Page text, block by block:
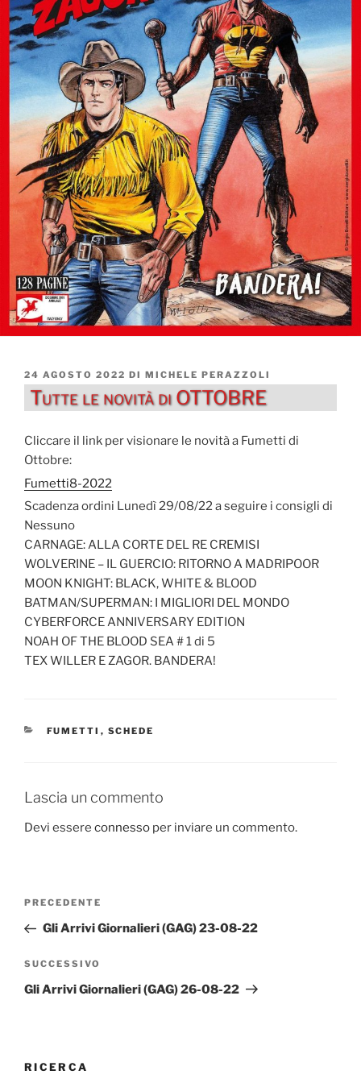
PUBBLICATO
IL
24 AGOSTO 2022 DI MICHELE PERAZZOLI
Tutte le novità di OTTOBRE
Cliccare il link per visionare le novità a Fumetti di
Ottobre:
Fumetti8-2022
Scadenza ordini Lunedì 29/08/22 a seguire i consigli di
Nessuno
CARNAGE: ALLA CORTE DEL RE CREMISI
WOLVERINE – IL GUERCIO: RITORNO A MADRIPOOR
MOON KNIGHT: BLACK, WHITE & BLOOD
BATMAN/SUPERMAN: I MIGLIORI DEL MONDO
CYBERFORCE ANNIVERSARY EDITION
NOAH OF THE BLOOD SEA # 1 di 5
TEX WILLER E ZAGOR. BANDERA!
CATEGORIE
FUMETTI , SCHEDE
Lascia un commento
Devi essere connesso per inviare un commento.
Navigazione
Articolo
precedente:
PRECEDENTE
Gli Arrivi Giornalieri (GAG) 23-08-22
Articolo
successivo
SUCCESSIVO
Gli Arrivi Giornalieri (GAG) 26-08-22
RICERCA